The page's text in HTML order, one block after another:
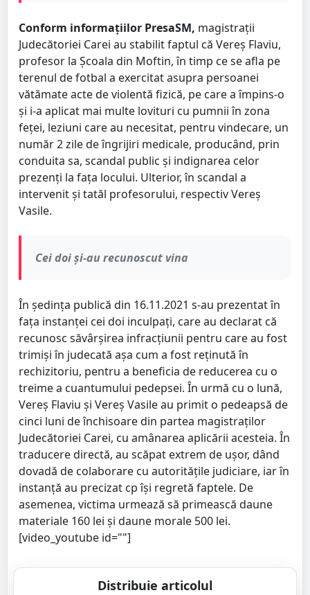
Conform informațiilor PresaSM, magistrații
Judecătoriei Carei au stabilit faptul că Vereș Flaviu,
profesor la Școala din Moftin, în timp ce se afla pe
terenul de fotbal a exercitat asupra persoanei
vătămate acte de violentă fizică, pe care a împins-o
şi i-a aplicat mai multe lovituri cu pumnii în zona
feţei, leziuni care au necesitat, pentru vindecare, un
număr 2 zile de îngrijiri medicale, producând, prin
conduita sa, scandal public şi indignarea celor
prezenţi la faţa locului. Ulterior, în scandal a
intervenit și tatăl profesorului, respectiv Vereș
Vasile.
Cei doi și-au recunoscut vina
În şedinţa publică din 16.11.2021 s-au prezentat în
faţa instanţei cei doi inculpați, care au declarat că
recunosc săvârşirea infracţiunii pentru care au fost
trimişi în judecată aşa cum a fost reţinută în
rechizitoriu, pentru a beneficia de reducerea cu o
treime a cuantumului pedepsei. În urmă cu o lună,
Vereș Flaviu și Vereș Vasile au primit o pedeapsă de
cinci luni de închisoare din partea magistraților
Judecătoriei Carei, cu amânarea aplicării acesteia. În
traducere directă, au scăpat extrem de ușor, dând
dovadă de colaborare cu autoritățile judiciare, iar în
instanță au precizat cp își regretă faptele. De
asemenea, victima urmează să primească daune
materiale 160 lei şi daune morale 500 lei.
[video_youtube id=""]
Distribuie articolul